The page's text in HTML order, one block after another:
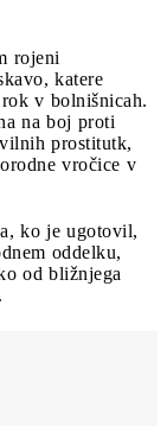
rojeni
katere
v bolnišnicah.
na boj proti
prostitutk,
vročice v
ko je ugotovil,
oddelku,
od bližnjega